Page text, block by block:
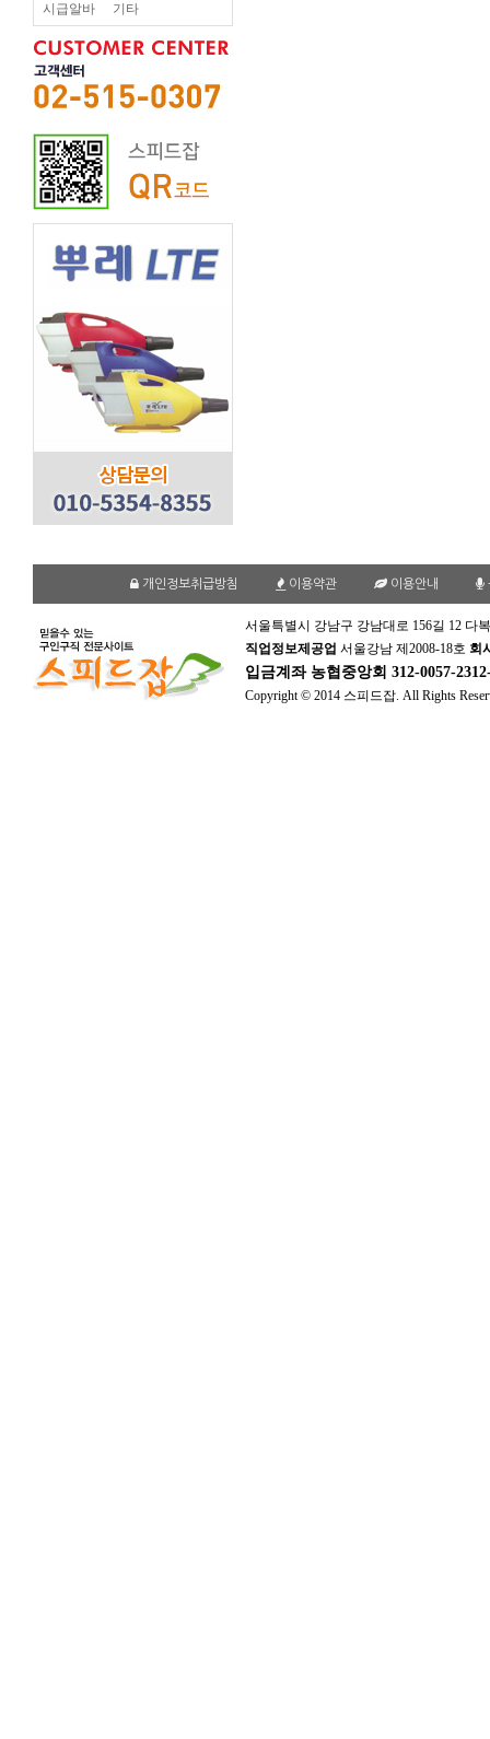
시급알바 기타
개인정보취급방침 이용약관 이용안내
서울특별시 강남구 강남대로 156길 12 다
직업정보제공업 서울강남 제2008-18호 회
입금계좌 농협중앙회 312-0057-
Copyright © 2014 스피드잡. All Rights